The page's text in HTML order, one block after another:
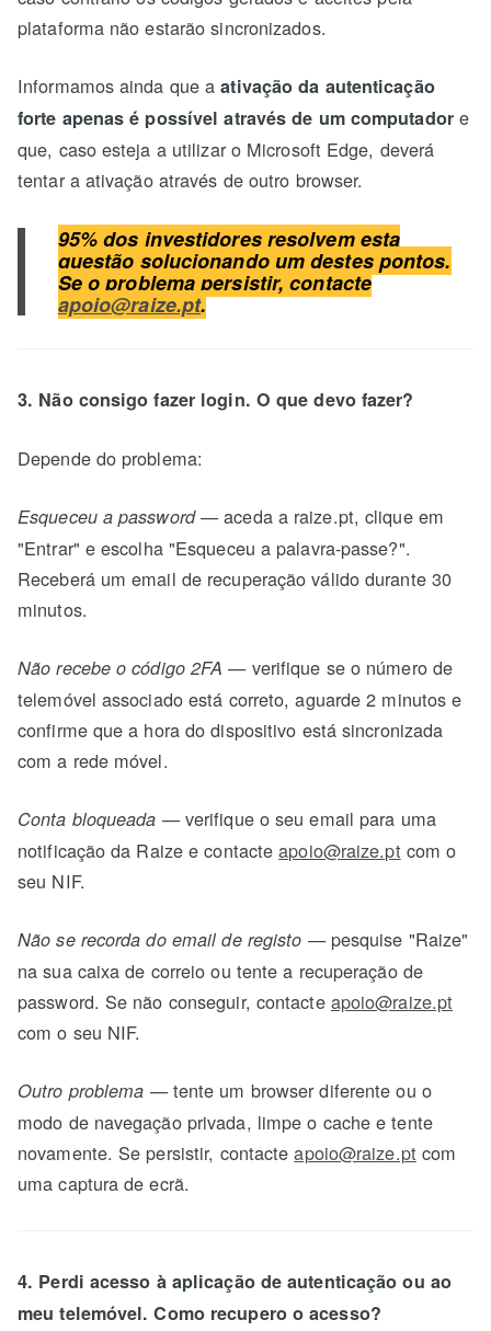
plataforma não estarão sincronizados.
Informamos ainda que aativação da autenticação
forte apenas é possível através de um computadore
que, caso esteja a utilizar o Microsoft Edge, deverá
tentar a ativação através de outro browser.
95% dos investidores resolvem esta
questão solucionando um destes pontos.
Se o problema persistir, contacte
apoio@raize.pt.
3. Não consigo fazer login. O que devo fazer?
Depende do problema:
Esqueceu a password— aceda a raize.pt, clique em
"Entrar" e escolha "Esqueceu a palavra-passe?".
Receberá um email de recuperação válido durante 30
minutos.
Não recebe o código 2FA — verifique se o número de
telemóvel associado está correto, aguarde 2 minutos e
confirme que a hora do dispositivo está sincronizada
com a rede móvel.
Conta bloqueada — verifique o seu email para uma
notificação da Raize e contacteapoio@raize.pt com o
seu NIF.
Não se recorda do email de registo — pesquise "Raize"
na sua caixa de correio ou tente a recuperação de
password. Se não conseguir, contacte apoio@raize.pt
com o seu NIF.
Outro problema — tente um browser diferente ou o
modo de navegação privada, limpe o cache e tente
novamente. Se persistir, contacteapoio@raize.pt com
uma captura de ecrã.
4. Perdi acesso à aplicação de autenticação ou ao
meu telemóvel. Como recupero o acesso?